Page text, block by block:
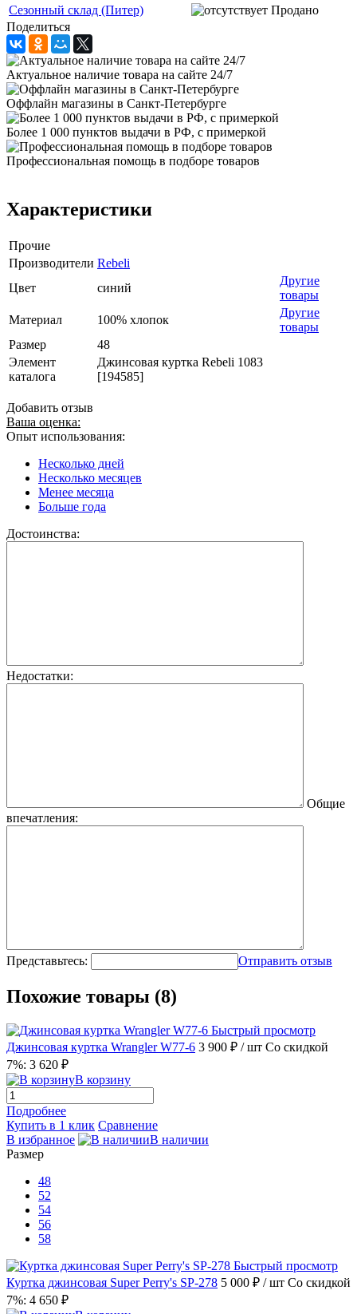
Сезонный склад (Питер)
Продано
Поделиться
Актуальное наличие товара на сайте 24/7
Оффлайн магазины в Санкт-Петербурге
Более 1 000 пунктов выдачи в РФ, с примеркой
Профессиональная помощь в подборе товаров
Характеристики
Прочие
Производители Rebeli
Цвет
синий
Другие
товары
Материал
100% хлопок
Другие
товары
Размер
48
Элемент
каталога
Джинсовая куртка Rebeli 1083
[194585]
Добавить отзыв
Ваша оценка:
Опыт использования:
Несколько дней
Несколько месяцев
Менее месяца
Больше года
Достоинства:
Недостатки:
Общие
впечатления:
Представьтесь: Отправить отзыв
Похожие товары (8)
Быстрый просмотр
Джинсовая куртка Wrangler W77-6 3 900 ₽ / шт Со скидкой
7%: 3 620 ₽
В корзину
Подробнее
Купить в 1 клик Сравнение
В избранное
В наличии
Размер
48
52
54
56
58
Быстрый просмотр
Куртка джинсовая Super Perry's SP-278 5 000 ₽ / шт Со скидкой
7%: 4 650 ₽